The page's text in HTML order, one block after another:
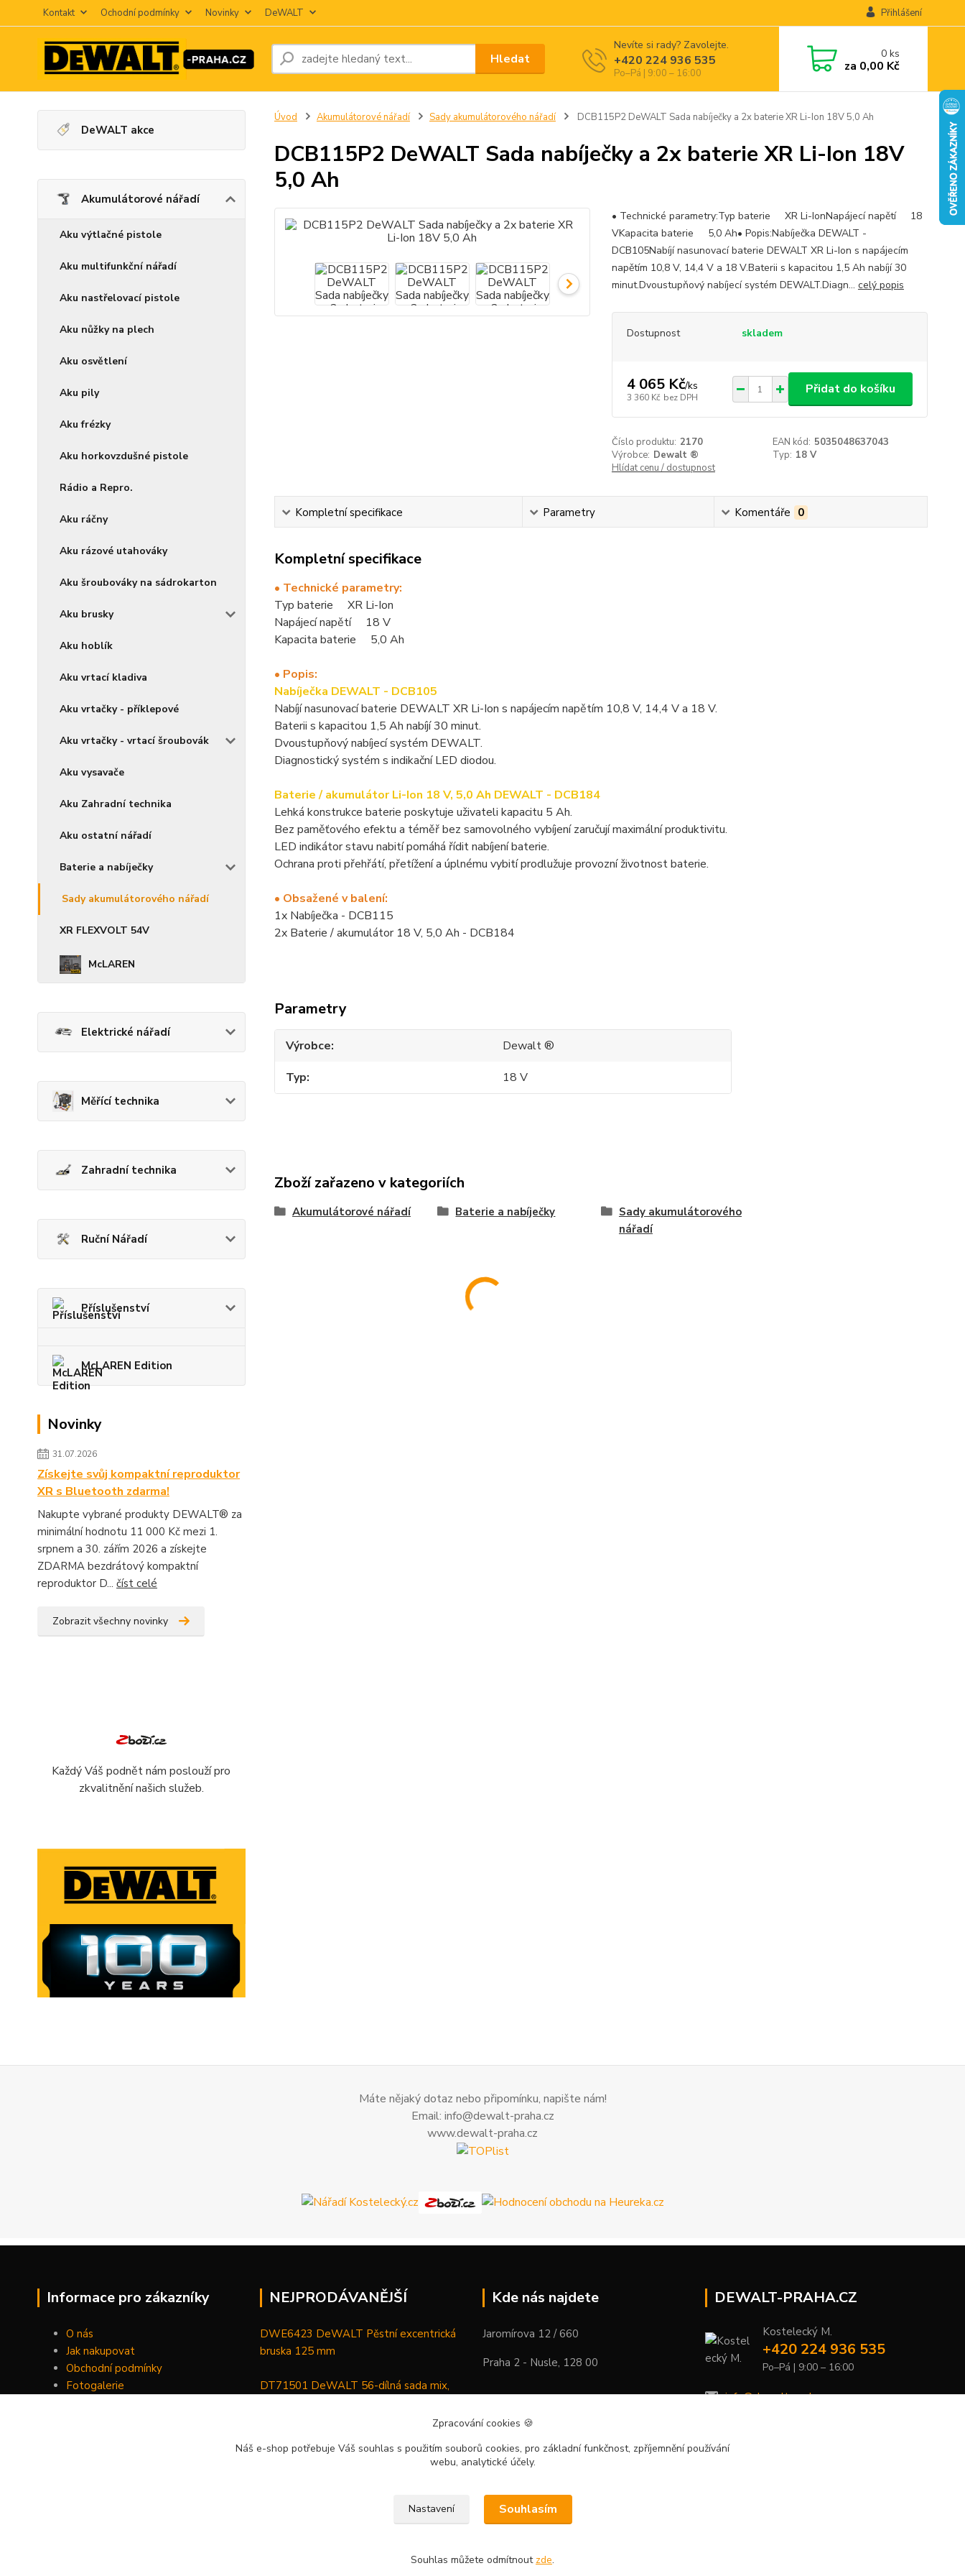
Kontakt Ochodní podmínky Novinky DeWALT Přihlášení
Hledat
Nevíte si rady? Zavolejte.
+420 224 936 535
Po–Pá | 9:00 – 16:00
0ks
za 0,00 Kč
DeWALT akce
Akumulátorové nářadí
Aku výtlačné pistole
Aku multifunkční nářadí
Aku nastřelovací pistole
Aku nůžky na plech
Aku osvětlení
Aku pily
Aku frézky
Aku horkovzdušné pistole
Rádio a Repro.
Aku ráčny
Aku rázové utahováky
Aku šroubováky na sádrokarton
Aku brusky
Aku hoblík
Aku vrtací kladiva
Aku vrtačky - příklepové
Aku vrtačky - vrtací šroubovák
Aku vysavače
Aku Zahradní technika
Aku ostatní nářadí
Baterie a nabíječky
Sady akumulátorového nářadí
XR FLEXVOLT 54V
McLAREN
Elektrické nářadí
Měřící technika
Zahradní technika
Ruční Nářadí
Příslušenství
McLAREN Edition
Novinky
31.07.2026
Získejte svůj kompaktní reproduktor
XR s Bluetooth zdarma!
Nakupte vybrané produkty DEWALT® za
minimální hodnotu 11 000 Kč mezi 1.
srpnem a 30. zářím 2026 a získejte
ZDARMA bezdrátový kompaktní
reproduktor D... číst celé
Zobrazit všechny novinky
Každý Váš podnět nám poslouží pro
zkvalitnění našich služeb.
Úvod Akumulátorové nářadí Sady akumulátorového nářadí DCB115P2 DeWALT Sada nabíječky a 2x baterie XR Li-Ion 18V 5,0 Ah
DCB115P2 DeWALT Sada nabíječky a 2x baterie XR Li-Ion 18V
5,0 Ah
• Technické parametry:Typ baterie XR Li-IonNapájecí napětí 18
VKapacita baterie 5,0 Ah• Popis:Nabíječka DEWALT -
DCB105Nabíjí nasunovací baterie DEWALT XR Li-Ion s napájecím
napětím 10,8 V, 14,4 V a 18 V.Baterii s kapacitou 1,5 Ah nabíjí 30
minut.Dvoustupňový nabíjecí systém DEWALT.Diagn... celý popis
Dostupnost skladem
4 065 Kč/ks
3 360 Kč bez DPH
Přidat do košíku
Číslo produktu: 2170 EAN kód: 5035048637043
Výrobce: Dewalt ® Typ: 18 V
Hlídat cenu / dostupnost
Kompletní specifikace Parametry Komentáře 0
Kompletní specifikace
• Technické parametry:
Typ baterie XR Li-Ion
Napájecí napětí 18 V
Kapacita baterie 5,0 Ah
• Popis:
Nabíječka DEWALT - DCB105
Nabíjí nasunovací baterie DEWALT XR Li-Ion s napájecím napětím 10,8 V, 14,4 V a 18 V.
Baterii s kapacitou 1,5 Ah nabíjí 30 minut.
Dvoustupňový nabíjecí systém DEWALT.
Diagnostický systém s indikační LED diodou.
Baterie / akumulátor Li-Ion 18 V, 5,0 Ah DEWALT - DCB184
Lehká konstrukce baterie poskytuje uživateli kapacitu 5 Ah.
Bez paměťového efektu a téměř bez samovolného vybíjení zaručují maximální produktivitu.
LED indikátor stavu nabití pomáhá řídit nabíjení baterie.
Ochrana proti přehřátí, přetížení a úplnému vybití prodlužuje provozní životnost baterie.
• Obsažené v balení:
1x Nabíječka - DCB115
2x Baterie / akumulátor 18 V, 5,0 Ah - DCB184
Parametry
Výrobce
Dewalt ®
Typ
18 V
Zboží zařazeno v kategoriích
Akumulátorové nářadí Baterie a nabíječky
Sady akumulátorového
nářadí
Máte nějaký dotaz nebo připomínku, napište nám!
Email: info@dewalt-praha.cz
www.dewalt-praha.cz
Informace pro zákazníky
O nás
Jak nakupovat
Obchodní podmínky
Fotogalerie
NEJPRODÁVANĚJŠÍ
DWE6423 DeWALT Pěstní excentrická
bruska 125 mm
DT71501 DeWALT 56-dílná sada mix,
maznice 18 V XR Li-Ion samostatný stroj
Kde nás najdete
Jaromírova 12 / 660
Praha 2 - Nusle, 128 00
DEWALT-PRAHA.CZ
Kostelecký M.
+420 224 936 535
Po–Pá | 9:00 – 16:00
info@dewalt-praha.cz
Zpracování cookies 🍪
Náš e-shop potřebuje Váš souhlas s použitím souborů cookies, pro základní funkčnost, zpříjemnění používání
webu, analytické účely.
Nastavení Souhlasím
Souhlas můžete odmítnout zde.